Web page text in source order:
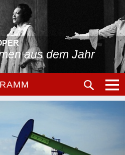
aus dem Jahr